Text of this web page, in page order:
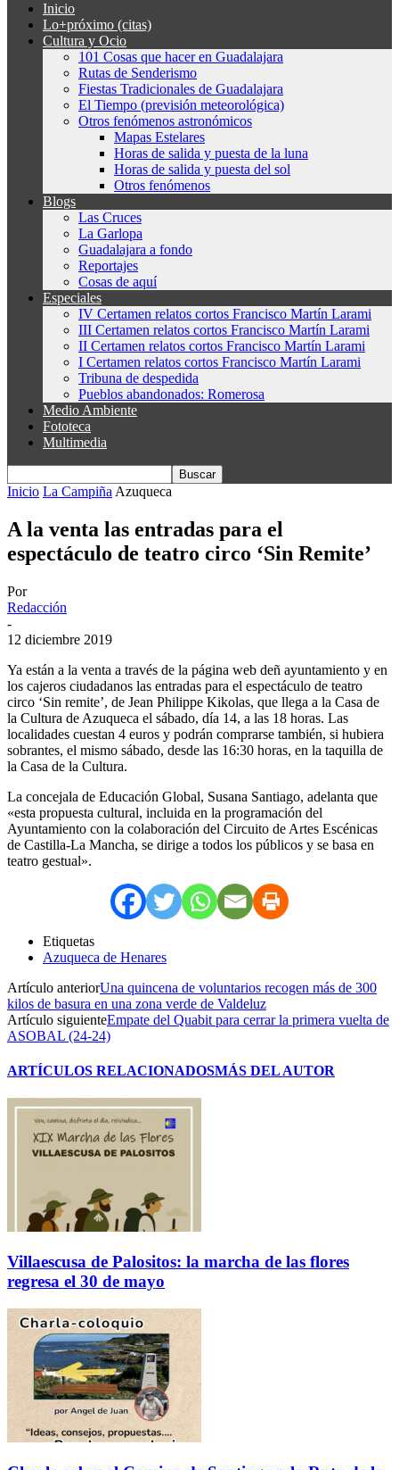
Inicio
Lo+próximo (citas)
Cultura y Ocio
101 Cosas que hacer en Guadalajara
Rutas de Senderismo
Fiestas Tradicionales de Guadalajara
El Tiempo (previsión meteorológica)
Otros fenómenos astronómicos
Mapas Estelares
Horas de salida y puesta de la luna
Horas de salida y puesta del sol
Otros fenómenos
Blogs
Las Cruces
La Garlopa
Guadalajara a fondo
Reportajes
Cosas de aquí
Especiales
IV Certamen relatos cortos Francisco Martín Larami
III Certamen relatos cortos Francisco Martín Larami
II Certamen relatos cortos Francisco Martín Larami
I Certamen relatos cortos Francisco Martín Larami
Tribuna de despedida
Pueblos abandonados: Romerosa
Medio Ambiente
Fototeca
Multimedia
Inicio La Campiña Azuqueca
A la venta las entradas para el
espectáculo de teatro circo ‘Sin Remite’
Por
Redacción
-
12 diciembre 2019
Ya están a la venta a través de la página web deñ ayuntamiento y en
los cajeros ciudadanos las entradas para el espectáculo de teatro
circo ‘Sin remite’, de Jean Philippe Kikolas, que llega a la Casa de
la Cultura de Azuqueca el sábado, día 14, a las 18 horas. Las
localidades cuestan 4 euros y podrán comprarse también, si hubiera
sobrantes, el mismo sábado, desde las 16:30 horas, en la taquilla de
la Casa de la Cultura.
La concejala de Educación Global, Susana Santiago, adelanta que
«esta propuesta cultural, incluida en la programación del
Ayuntamiento con la colaboración del Circuito de Artes Escénicas
de Castilla-La Mancha, se dirige a todos los públicos y se basa en
teatro gestual».
Etiquetas
Azuqueca de Henares
Artículo anteriorUna quincena de voluntarios recogen más de 300
kilos de basura en una zona verde de Valdeluz
Artículo siguienteEmpate del Quabit para cerrar la primera vuelta de
ASOBAL (24-24)
ARTÍCULOS RELACIONADOSMÁS DEL AUTOR
Villaescusa de Palositos: la marcha de las flores
regresa el 30 de mayo